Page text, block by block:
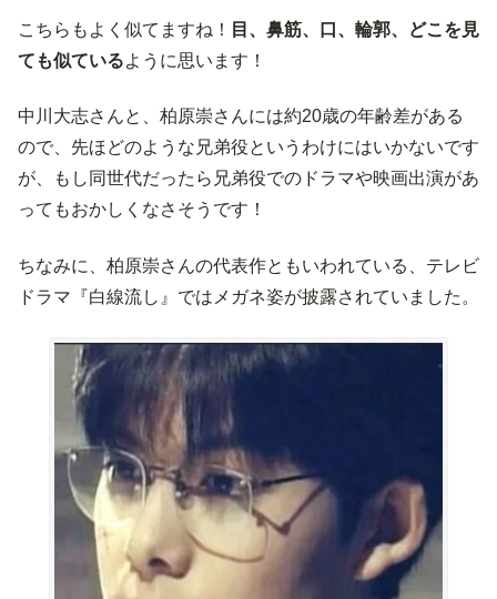
こちらもよく似てますね！
目、鼻筋、口、輪郭、どこを見
ても似ているように思います！
中川大志さんと、柏原崇さんには約20歳の年齢差がある
ので、先ほどのような兄弟役というわけにはいかないです
が、もし同世代だったら兄弟役でのドラマや映画出演があ
ってもおかしくなさそうです！
ちなみに、柏原崇さんの代表作ともいわれている、テレビ
ドラマ『白線流し』ではメガネ姿が披露されていました。